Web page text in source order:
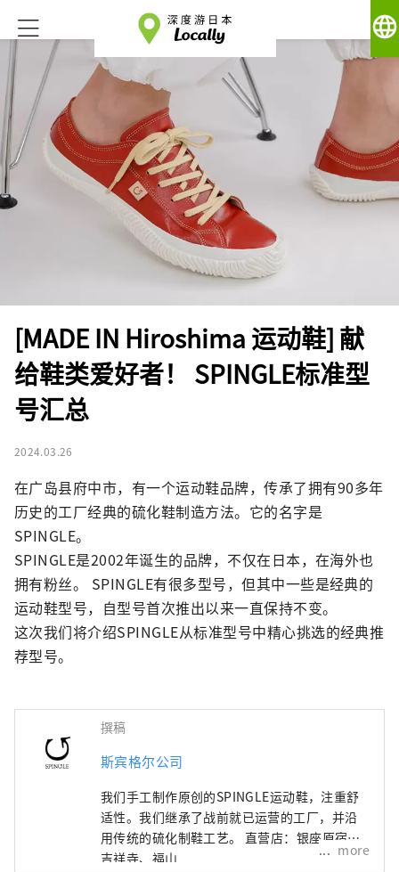
language
[MADE IN Hiroshima 运动鞋] 献
给鞋类爱好者！ SPINGLE标准型
号汇总
2024.03.26
在广岛县府中市，有一个运动鞋品牌，传承了拥有90多年
历史的工厂经典的硫化鞋制造方法。它的名字是
SPINGLE。
SPINGLE是2002年诞生的品牌，不仅在日本，在海外也
拥有粉丝。 SPINGLE有很多型号，但其中一些是经典的
运动鞋型号，自型号首次推出以来一直保持不变。
这次我们将介绍SPINGLE从标准型号中精心挑选的经典推
荐型号。
撰稿
斯宾格尔公司
我们手工制作原创的SPINGLE运动鞋，注重舒
适性。我们继承了战前就已运营的工厂，并沿
用传统的硫化制鞋工艺。 直营店：银座原宿、
吉祥寺、福山
more